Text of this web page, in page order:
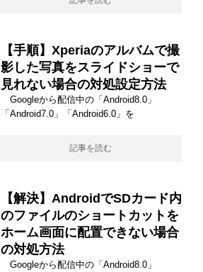
【手順】Xperiaのアルバムで撮
影した写真をスライドショーで
見れない場合の対処設定方法
Googleから配信中の「Android8.0」
「Android7.0」「Android6.0」を
記事を読む
【解決】AndroidでSDカード内
のファイルのショートカットを
ホーム画面に配置できない場合
の対処方法
Googleから配信中の「Android8.0」